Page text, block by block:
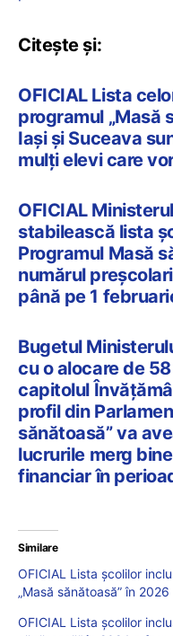
Citește și:
OFICIAL Lista
programul „Masă
Iași și Suceava
mulți elevi care
OFICIAL
stabilească lista
Programul Masă
numărul
până pe 1
Bugetul
cu o alocare de
capitolul
profil din
sănătoasă” va
lucrurile merg
financiar în
Similare
OFICIAL Lista școlilor
„Masă sănătoasă” în 2026
OFICIAL Lista școlilor